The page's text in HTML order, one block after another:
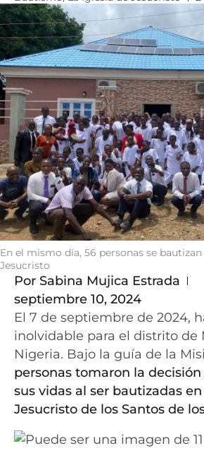
En el mismo día, 56 personas se
Jesucristo
Por Sabina Mujica Estrada
septiembre 10, 2024
El 7 de septiembre de 2024,
inolvidable para el distrito de
Nigeria. Bajo la guía de la
personas tomaron la
sus vidas al ser bautizadas
Jesucristo de los Santos de